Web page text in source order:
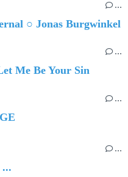
…
○ Jonas Burgwinkel
…
Me Be Your Sin
…
…